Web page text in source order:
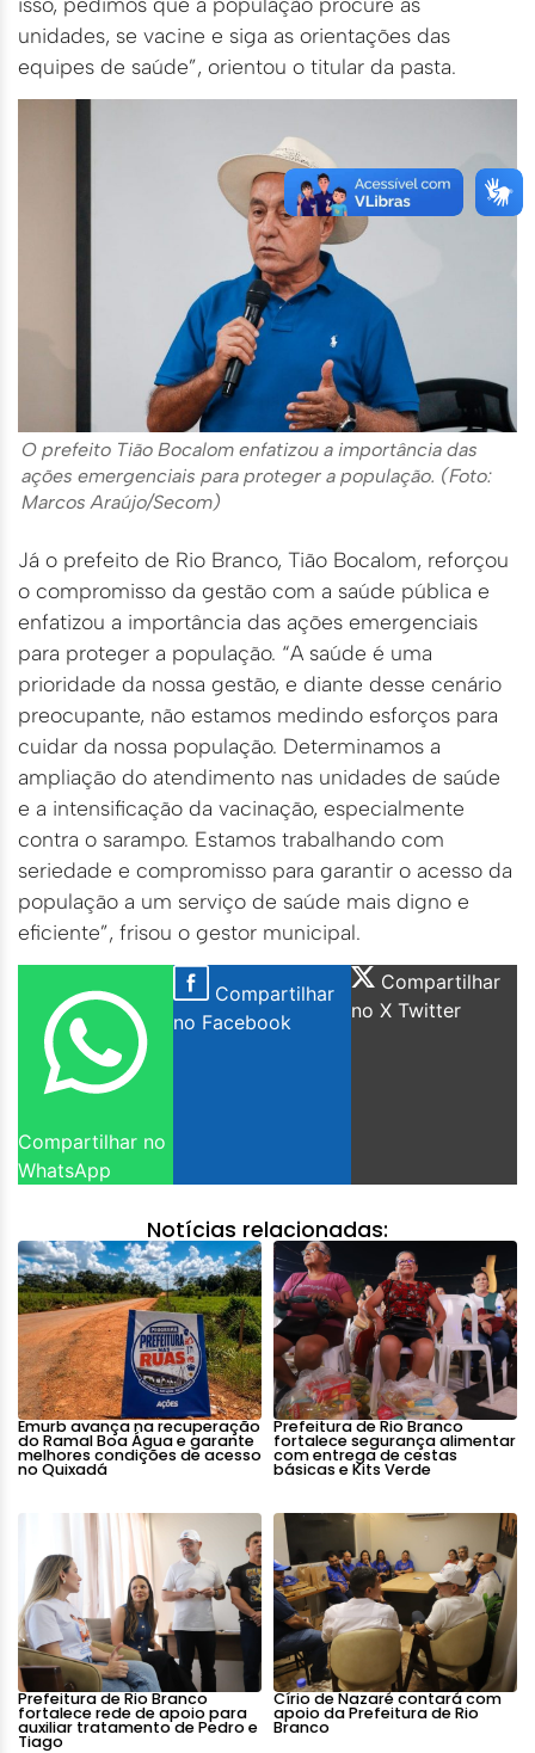
unidades, se vacine e siga as orientações das
equipes de saúde”, orientou o titular da pasta.
O prefeito Tião Bocalom enfatizou a importância das
ações emergenciais para proteger a população. (Foto:
Marcos Araújo/Secom)
Já o prefeito de Rio Branco, Tião Bocalom, reforçou
o compromisso da gestão com a saúde pública e
enfatizou a importância das ações emergenciais
para proteger a população. “A saúde é uma
prioridade da nossa gestão, e diante desse cenário
preocupante, não estamos medindo esforços para
cuidar da nossa população. Determinamos a
ampliação do atendimento nas unidades de saúde
e a intensificação da vacinação, especialmente
contra o sarampo. Estamos trabalhando com
seriedade e compromisso para garantir o acesso da
população a um serviço de saúde mais digno e
eficiente”, frisou o gestor municipal.
Compartilhar no
WhatsApp
Compartilhar
no Facebook
Compartilhar
no X Twitter
Notícias relacionadas:
Emurb avança na recuperação
do Ramal Boa Água e garante
melhores condições de acesso
no Quixadá
Prefeitura de Rio Branco
fortalece segurança alimentar
com entrega de cestas
básicas e Kits Verde
Prefeitura de Rio Branco
fortalece rede de apoio para
auxiliar tratamento de Pedro e
Tiago
Círio de Nazaré contará com
apoio da Prefeitura de Rio
Branco